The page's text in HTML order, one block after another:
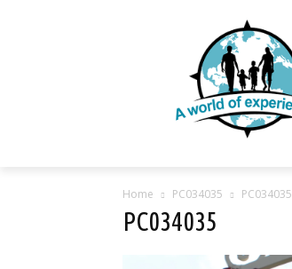
Home PC034035 PC034035
PC034035